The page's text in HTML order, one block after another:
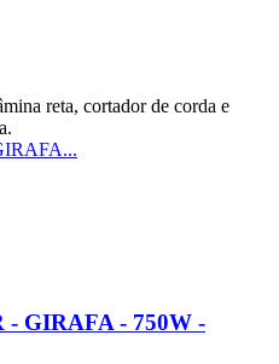
reta, cortador de corda e
GIRAFA - 750W -